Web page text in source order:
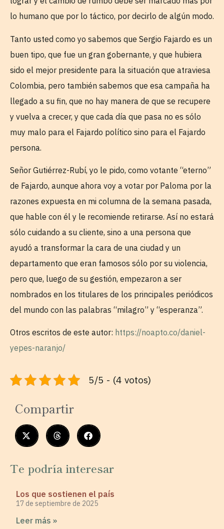
lo humano que por lo táctico, por decirlo de algún modo.
Tanto usted como yo sabemos que Sergio Fajardo es un
buen tipo, que fue un gran gobernante, y que hubiera
sido el mejor presidente para la situación que atraviesa
Colombia, pero también sabemos que esa campaña ha
llegado a su fin, que no hay manera de que se recupere
y vuelva a crecer, y que cada día que pasa no es sólo
muy malo para el Fajardo político sino para el Fajardo
persona.
Señor Gutiérrez-Rubí, yo le pido, como votante “eterno”
de Fajardo, aunque ahora voy a votar por Paloma por la
razones expuesta en mi columna de la semana pasada,
que hable con él y le recomiende retirarse. Así no estará
sólo cuidando a su cliente, sino a una persona que
ayudó a transformar la cara de una ciudad y un
departamento que eran famosos sólo por su violencia,
pero que, luego de su gestión, empezaron a ser
nombrados en los titulares de los principales periódicos
del mundo con las palabras “milagro” y “esperanza”.
Otros escritos de este autor: https://noapto.co/daniel-
yepes-naranjo/
5/5 - (4 votos)
Compartir
Te podría interesar
Los que sostienen el país
17 de septiembre de 2025
Leer más »